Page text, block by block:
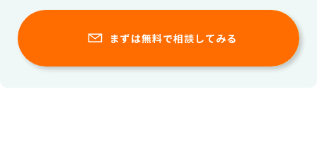
まずは無料で相談してみる